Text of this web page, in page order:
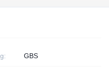
GBS